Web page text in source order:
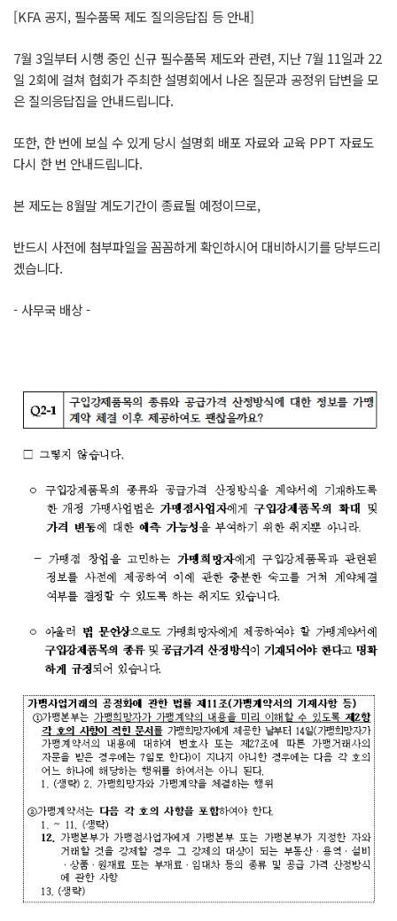
[KFA 공지, 필수품목 제도 질의응답집 등 안내]
7월 3일부터 시행 중인 신규 필수품목 제도와 관련, 지난 7월 11일과 22
일 2회에 걸쳐 협회가 주최한 설명회에서 나온 질문과 공정위 답변을 모
은 질의응답집을 안내드립니다.
또한, 한 번에 보실 수 있게 당시 설명회 배포 자료와 교육 PPT 자료도
다시 한 번 안내드립니다.
본 제도는 8월말 계도기간이 종료될 예정이므로,
반드시 사전에 첨부파일을 꼼꼼하게 확인하시어 대비하시기를 당부드리
겠습니다.
- 사무국 배상 -